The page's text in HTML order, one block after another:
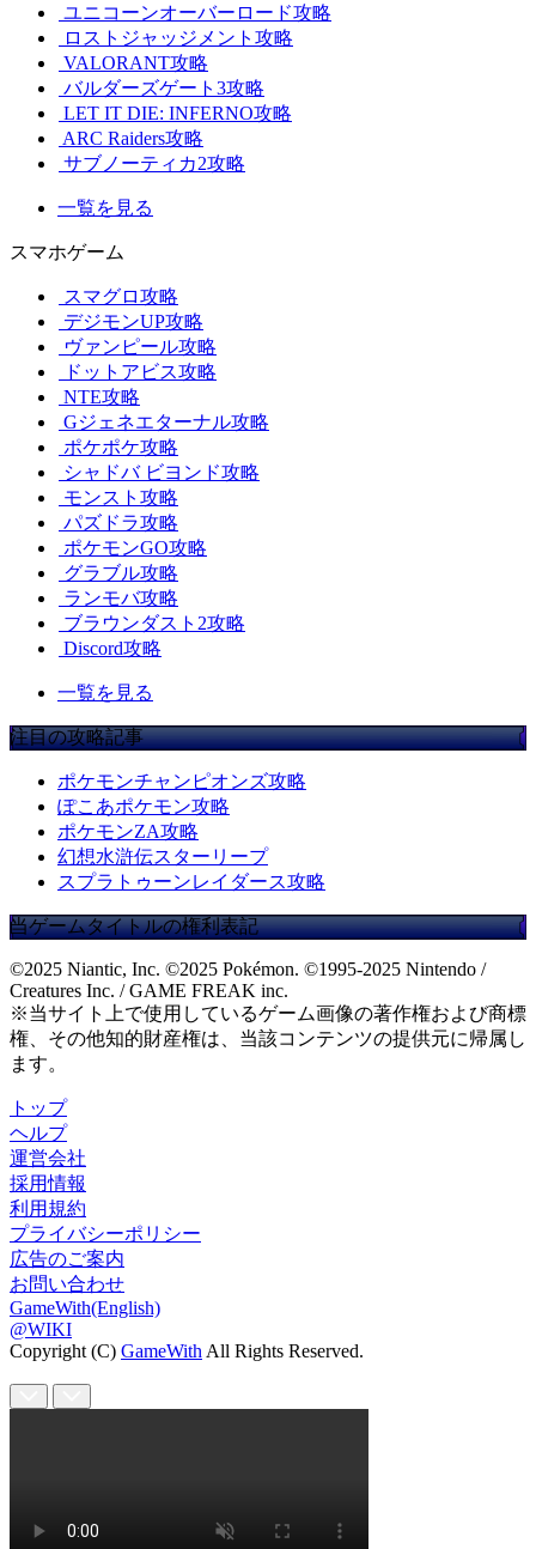
ユニコーンオーバーロード攻略
ロストジャッジメント攻略
VALORANT攻略
バルダーズゲート3攻略
LET IT DIE: INFERNO攻略
ARC Raiders攻略
サブノーティカ2攻略
一覧を見る
スマホゲーム
スマグロ攻略
デジモンUP攻略
ヴァンピール攻略
ドットアビス攻略
NTE攻略
Gジェネエターナル攻略
ポケポケ攻略
シャドバ ビヨンド攻略
モンスト攻略
パズドラ攻略
ポケモンGO攻略
グラブル攻略
ランモバ攻略
ブラウンダスト2攻略
Discord攻略
一覧を見る
注目の攻略記事
ポケモンチャンピオンズ攻略
ぽこあポケモン攻略
ポケモンZA攻略
幻想水滸伝スターリープ
スプラトゥーンレイダース攻略
当ゲームタイトルの権利表記
©2025 Niantic, Inc. ©2025 Pokémon. ©1995-2025 Nintendo /
Creatures Inc. / GAME FREAK inc.
※当サイト上で使用しているゲーム画像の著作権および商標
権、その他知的財産権は、当該コンテンツの提供元に帰属し
ます。
トップ
ヘルプ
運営会社
採用情報
利用規約
プライバシーポリシー
広告のご案内
お問い合わせ
GameWith(English)
@WIKI
Copyright (C) GameWith All Rights Reserved.